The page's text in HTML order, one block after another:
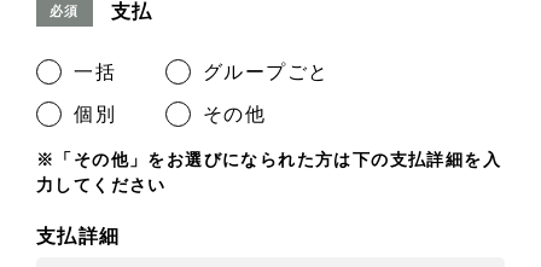
必須 支払
一括 グループごと
個別 その他
※「その他」をお選びになられた方は下の支払詳細を入
力してください
支払詳細